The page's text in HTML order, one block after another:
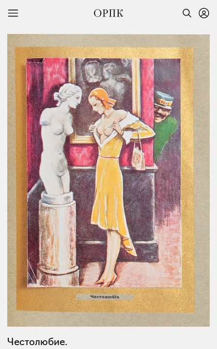
Честолюбие.